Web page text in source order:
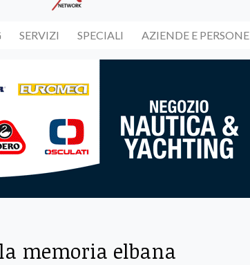
SERVIZI SPECIALI AZIENDE E PERSONE
memoria elbana